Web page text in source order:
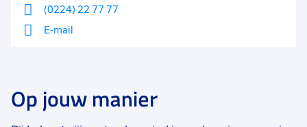
(0224) 22 77 77
E-mail
Op jouw manier